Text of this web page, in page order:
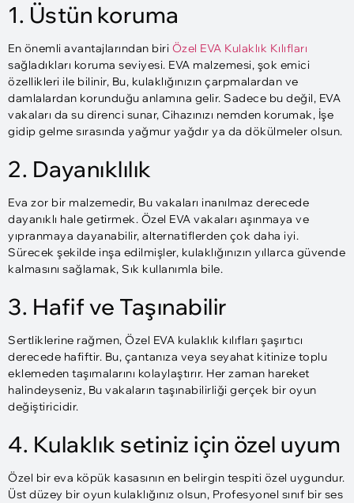
1. Üstün koruma
En önemli avantajlarından biri Özel EVA Kulaklık Kılıfları
sağladıkları koruma seviyesi. EVA malzemesi, şok emici
özellikleri ile bilinir, Bu, kulaklığınızın çarpmalardan ve
damlalardan korunduğu anlamına gelir. Sadece bu değil, EVA
vakaları da su direnci sunar, Cihazınızı nemden korumak, İşe
gidip gelme sırasında yağmur yağdır ya da dökülmeler olsun.
2. Dayanıklılık
Eva zor bir malzemedir, Bu vakaları inanılmaz derecede
dayanıklı hale getirmek. Özel EVA vakaları aşınmaya ve
yıpranmaya dayanabilir, alternatiflerden çok daha iyi.
Sürecek şekilde inşa edilmişler, kulaklığınızın yıllarca güvende
kalmasını sağlamak, Sık kullanımla bile.
3. Hafif ve Taşınabilir
Sertliklerine rağmen, Özel EVA kulaklık kılıfları şaşırtıcı
derecede hafiftir. Bu, çantanıza veya seyahat kitinize toplu
eklemeden taşımalarını kolaylaştırır. Her zaman hareket
halindeyseniz, Bu vakaların taşınabilirliği gerçek bir oyun
değiştiricidir.
4. Kulaklık setiniz için özel uyum
Özel bir eva köpük kasasının en belirgin tespiti özel uygundur.
Üst düzey bir oyun kulaklığınız olsun, Profesyonel sınıf bir ses